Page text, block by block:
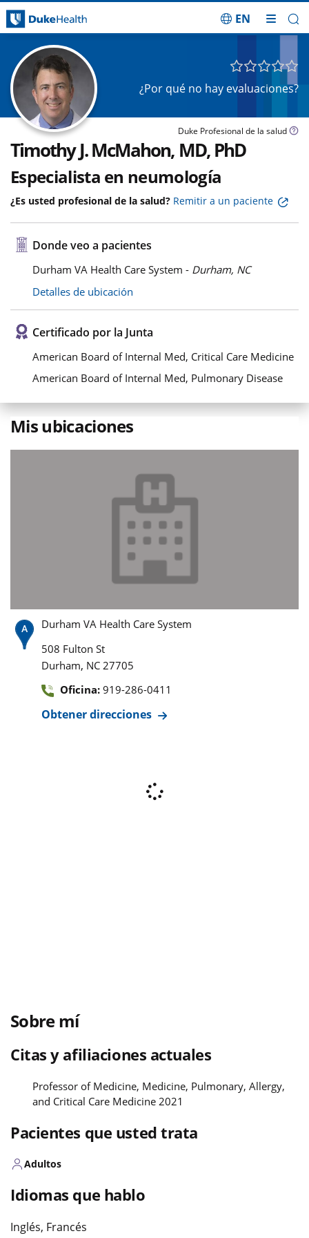
EN
¿Por qué no hay evaluaciones?
Duke Profesional de la salud
Timothy J. McMahon, MD, PhD
Especialista en neumología
¿Es usted profesional de la salud? Remitir a un paciente
Donde veo a pacientes
Durham VA Health Care System - Durham, NC
Detalles de ubicación
Certificado por la Junta
American Board of Internal Med, Critical Care Medicine
American Board of Internal Med, Pulmonary Disease
Mis ubicaciones
Durham VA Health Care System
508 Fulton St
Durham, NC 27705
Oficina: 919-286-0411
Obtener direcciones
Sobre mí
Citas y afiliaciones actuales
Professor of Medicine, Medicine, Pulmonary, Allergy,
and Critical Care Medicine 2021
Pacientes que usted trata
Adultos
Idiomas que hablo
Inglés, Francés